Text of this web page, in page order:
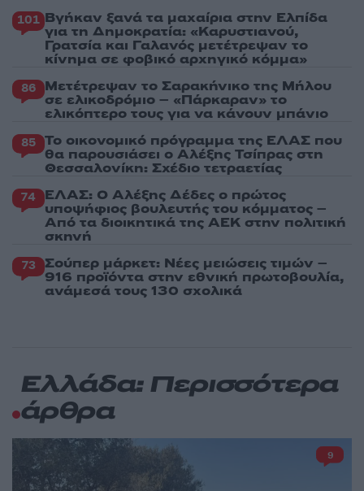
101 Βγήκαν ξανά τα μαχαίρια στην Ελπίδα
για τη Δημοκρατία: «Καρυστιανού,
Γρατσία και Γαλανός μετέτρεψαν το
κίνημα σε φοβικό αρχηγικό κόμμα»
86 Μετέτρεψαν το Σαρακήνικο της Μήλου
σε ελικοδρόμιο – «Πάρκαραν» το
ελικόπτερο τους για να κάνουν μπάνιο
85 Το οικονομικό πρόγραμμα της ΕΛΑΣ που
θα παρουσιάσει ο Αλέξης Τσίπρας στη
Θεσσαλονίκη: Σχέδιο τετραετίας
74 ΕΛΑΣ: Ο Αλέξης Δέδες ο πρώτος
υποψήφιος βουλευτής του κόμματος –
Από τα διοικητικά της ΑΕΚ στην πολιτική
σκηνή
73 Σούπερ μάρκετ: Νέες μειώσεις τιμών –
916 προϊόντα στην εθνική πρωτοβουλία,
ανάμεσά τους 130 σχολικά
Ελλάδα: Περισσότερα
άρθρα
9